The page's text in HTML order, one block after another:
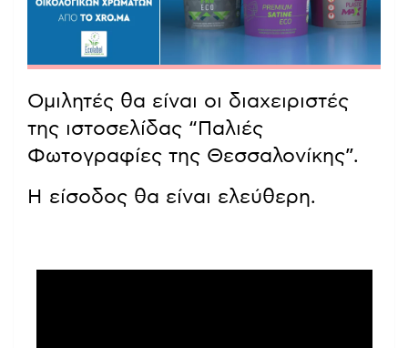
Ομιλητές θα είναι οι διαχειριστές
της ιστοσελίδας “Παλιές
Φωτογραφίες της Θεσσαλονίκης”.
Η είσοδος θα είναι ελεύθερη.